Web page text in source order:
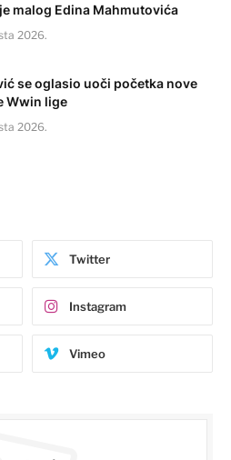
malog Edina Mahmutovića
2026.
se oglasio uoči početka nove
Wwin lige
2026.
Twitter
Instagram
Vimeo